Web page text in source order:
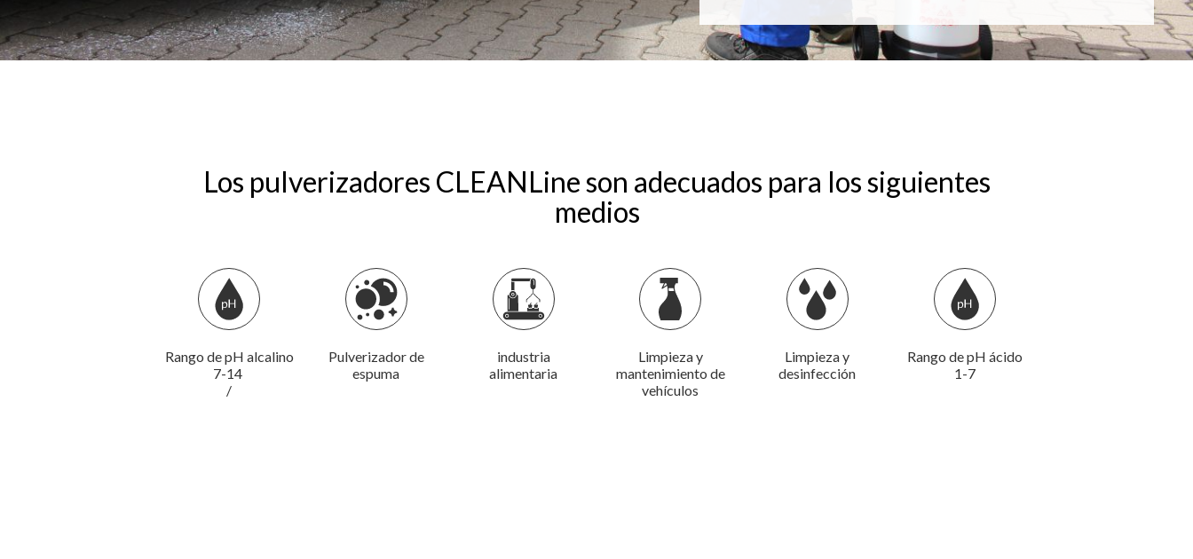
Los pulverizadores CLEANLine son adecuados para los siguientes
medios
Rango de pH alcalino
7-14
/
Pulverizador de
espuma
industria
alimentaria
Limpieza y
mantenimiento de
vehículos
Limpieza y
desinfección
Rango de pH ácido
1-7